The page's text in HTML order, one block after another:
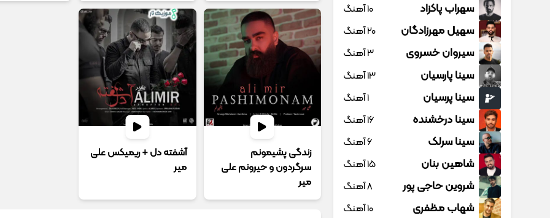
زندگی پشیمونم
سرگردون و حیرونم علی
میر
آشفته دل + ریمیکس علی
میر
سهراب پاکزاد 10 آهنگ
سهیل مهرزادگان 20 آهنگ
سیروان خسروی 3 آهنگ
سینا پارسیان 13 آهنگ
سینا پرسیان 1 آهنگ
سینا درخشنده 16 آهنگ
سینا سرلک 6 آهنگ
شاهین بنان 15 آهنگ
شروین حاجی پور 8 آهنگ
شهاب مظفری 10 آهنگ